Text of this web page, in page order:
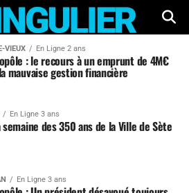
VIEUX En Ligne 2 ans
: le recours à un emprunt de 4M€
mauvaise gestion financière
En Ligne 3 ans
semaine des 350 ans de la Ville de Sète
En Ligne 3 ans